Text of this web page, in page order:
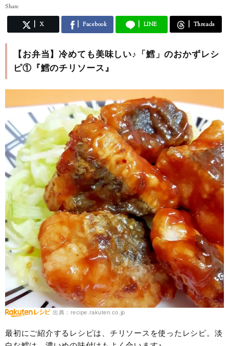
Share
X Facebook LINE Threads
【お弁当】冷めても美味しい♪「鱈」のおかずレシ
ピ①『鱈のチリソース』
出典：recipe.rakuten.co.jp
最初にご紹介するレシピは、チリソースを使ったレシピ。淡